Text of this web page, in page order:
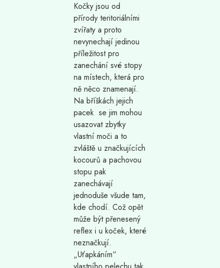
Kočky jsou od
přírody teritoriálními
zvířaty a proto
nevynechají jedinou
příležitost pro
zanechání své stopy
na místech, která pro
ně něco znamenají.
Na bříškách jejich
pacek se jim mohou
usazovat zbytky
vlastní moči a to
zvláště u značkujících
kocourů a pachovou
stopu pak
zanechávají
jednoduše všude tam,
kde chodí. Což opět
může být přenesený
reflex i u koček, které
neznačkují.
„Uťapkáním“